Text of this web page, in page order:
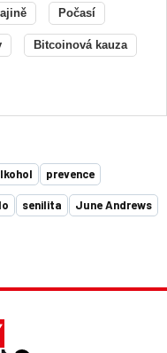
Počasí
Bitcoinová kauza
prevence
senilita June Andrews